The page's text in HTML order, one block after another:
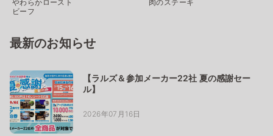
やわらかロースト
ビーフ
肉のステーキ
最新のお知らせ
【ラルズ＆参加メーカー22社 夏の感謝セー
ル】
2026年07月16日